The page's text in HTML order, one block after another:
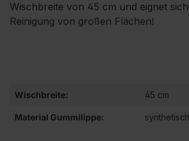
Wischbreite von 45 cm und eignet
Reinigung von großen Flächen!
Wischbreite: 45 cm
Material Gummilippe: